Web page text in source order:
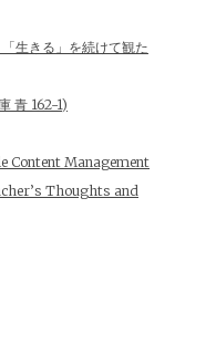
生きる」を続けて観た
青 162-1)
Content Management
Thoughts and